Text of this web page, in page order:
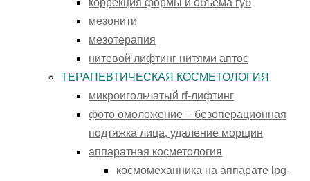
мезонити
мезотерапия
нитевой лифтинг нитями аптос
ТЕРАПЕВТИЧЕСКАЯ КОСМЕТОЛОГИЯ
микроигольчатый rf-лифтинг
фото омоложение – безоперационная
подтяжка лица, удаление морщин
аппаратная косметология
космомеханника на аппарате lpg-